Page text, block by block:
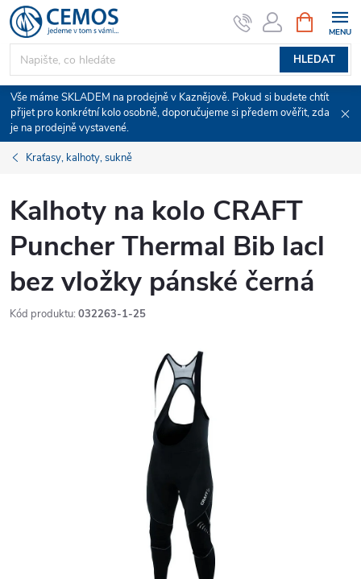
Přejít
na
obsah
HLEDAT
NÁKUPNÍ
KOŠÍK
Vše máme SKLADEM na prodejně v Kaznějově. Pokud si budete chtít
přijet pro konkrétní kolo osobně, doporučujeme si předem ověřit, zda
je na prodejně vystavené.
Kraťasy, kalhoty, sukně
Kalhoty na kolo CRAFT
Puncher Thermal Bib lacl
bez vložky pánské černá
Kód produktu: 032263-1-25